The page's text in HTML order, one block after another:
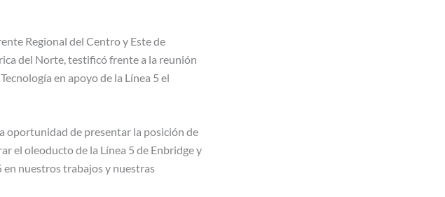
Regional del Centro y Este de
del Norte, testificó frente a la reunión
en apoyo de la Línea 5 el
oportunidad de presentar la posición de
el oleoducto de la Línea 5 de Enbridge y
nuestros trabajos y nuestras